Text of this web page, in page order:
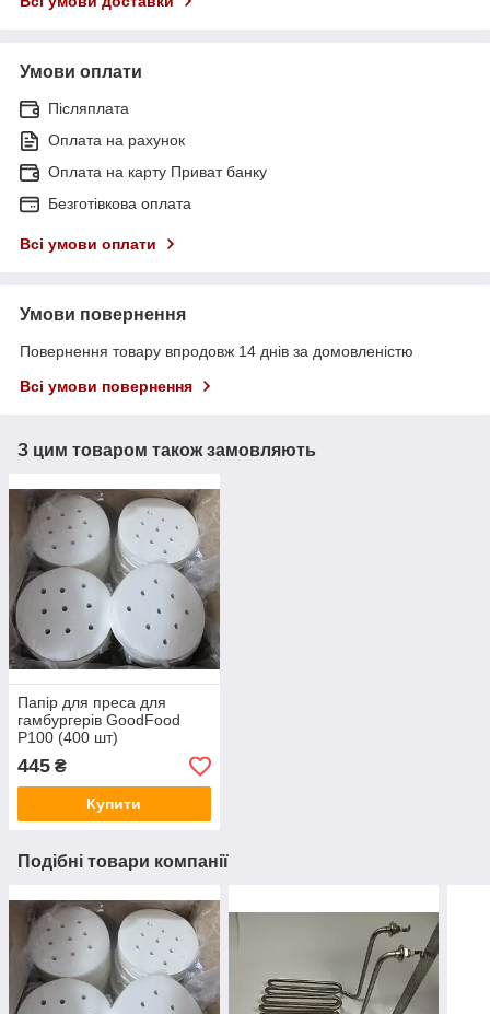
Умови оплати
Післяплата
Оплата на рахунок
Оплата на карту Приват банку
Безготівкова оплата
Всі умови оплати
Умови повернення
Повернення товару впродовж 14 днів за домовленістю
Всі умови повернення
З цим товаром також замовляють
Папір для преса для
гамбургерів GoodFood
P100 (400 шт)
445 ₴
Купити
Подібні товари компанії